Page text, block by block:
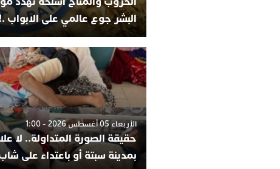
البشر جوع عالمي على الابواب
الأربعاء 05 أغسطس 2026 - 1:00
حقيقة الصورة المتداولة.. لا
بمدينة سبتة أو باعتداء على